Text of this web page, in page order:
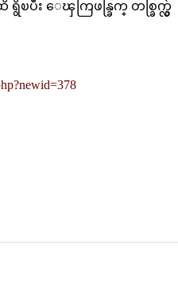
ၿပီး ေၾကြဖန္ခြက္ တစ္ခြက္လွ်